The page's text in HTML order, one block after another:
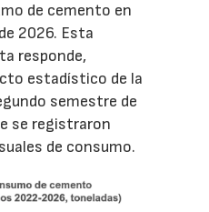
de cemento en
2026. Esta
responde,
estadístico de la
semestre de
se registraron
de consumo.